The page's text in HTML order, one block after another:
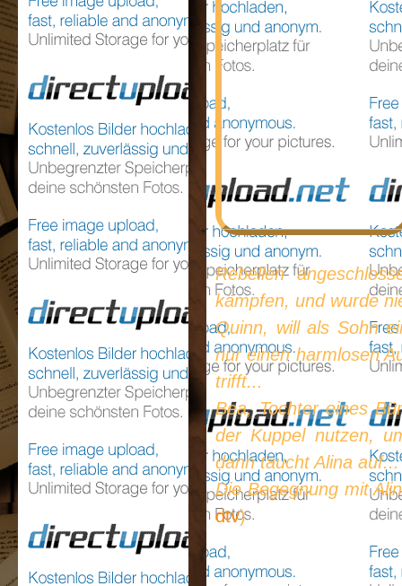
Rebellen
kämpfen, und wurde
Quinn, will als Sohn
nur einen harmlosen
trifft...
Bea, Tochter eines
der Kuppel nutzen,
dann taucht Alina auf...
Die Begegnung mit
dtv)